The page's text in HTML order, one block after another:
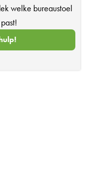
welke bureaustoel